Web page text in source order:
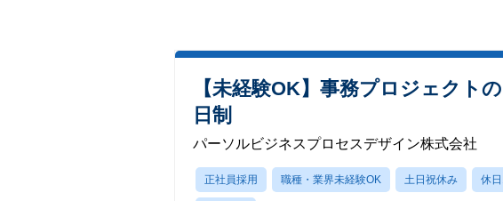
【未経験OK】事務プロジェク
日制
パーソルビジネスプロセスデザイン株式会社
正社員採用 職種・業界未経験OK 土日祝休み 休